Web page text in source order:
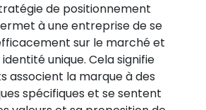
de positionnement
à une entreprise de se
sur le marché et
unique. Cela signifie
associent la marque à des
spécifiques et se sentent